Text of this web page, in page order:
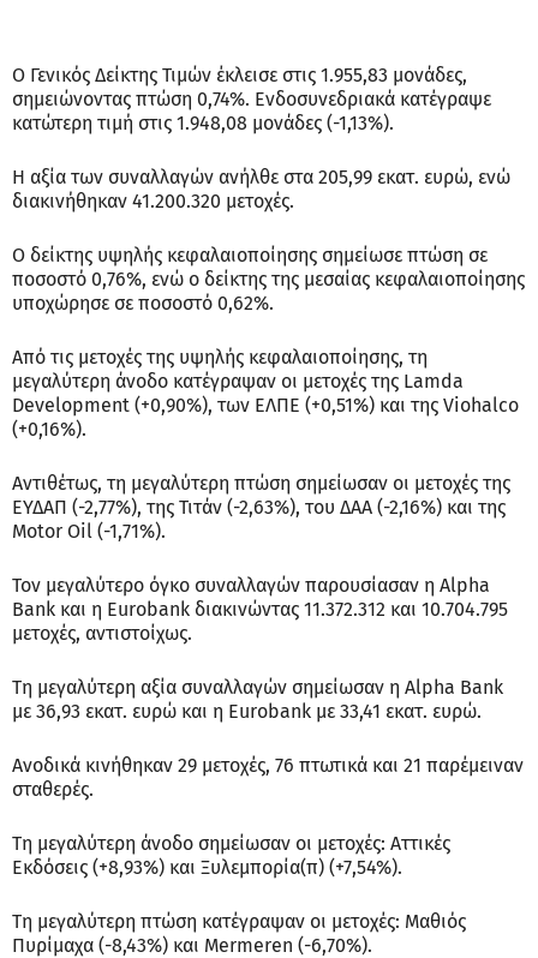
O Γενικός Δείκτης Τιμών έκλεισε στις 1.955,83 μονάδες,
σημειώνοντας πτώση 0,74%. Ενδοσυνεδριακά κατέγραψε
κατώτερη τιμή στις 1.948,08 μονάδες (-1,13%).
Η αξία των συναλλαγών ανήλθε στα 205,99 εκατ. ευρώ, ενώ
διακινήθηκαν 41.200.320 μετοχές.
Ο δείκτης υψηλής κεφαλαιοποίησης σημείωσε πτώση σε
ποσοστό 0,76%, ενώ ο δείκτης της μεσαίας κεφαλαιοποίησης
υποχώρησε σε ποσοστό 0,62%.
Από τις μετοχές της υψηλής κεφαλαιοποίησης, τη
μεγαλύτερη άνοδο κατέγραψαν οι μετοχές της Lamda
Development (+0,90%), των ΕΛΠΕ (+0,51%) και της Viohalco
(+0,16%).
Αντιθέτως, τη μεγαλύτερη πτώση σημείωσαν οι μετοχές της
ΕΥΔΑΠ (-2,77%), της Τιτάν (-2,63%), του ΔΑΑ (-2,16%) και της
Motor Oil (-1,71%).
Τον μεγαλύτερο όγκο συναλλαγών παρουσίασαν η Alpha
Bank και η Eurobank διακινώντας 11.372.312 και 10.704.795
μετοχές, αντιστοίχως.
Τη μεγαλύτερη αξία συναλλαγών σημείωσαν η Alpha Bank
με 36,93 εκατ. ευρώ και η Eurobank με 33,41 εκατ. ευρώ.
Ανοδικά κινήθηκαν 29 μετοχές, 76 πτωτικά και 21 παρέμειναν
σταθερές.
Τη μεγαλύτερη άνοδο σημείωσαν οι μετοχές: Αττικές
Εκδόσεις (+8,93%) και Ξυλεμπορία(π) (+7,54%).
Τη μεγαλύτερη πτώση κατέγραψαν οι μετοχές: Μαθιός
Πυρίμαχα (-8,43%) και Mermeren (-6,70%).